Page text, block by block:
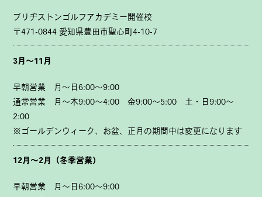
ブリヂストンゴルフアカデミー開催校
〒471-0844 愛知県豊田市聖心町4-10-7
3月～11月
早朝営業 月～日6:00～9:00
通常営業 月～木9:00～4:00 金9:00～5:00 土・日9:00～
2:00
※ゴールデンウィーク、お盆、正月の期間中は変更になります
12月～2月（冬季営業）
早朝営業 月～日6:00～9:00